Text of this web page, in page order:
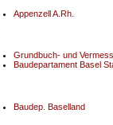
Appenzell A.Rh.
Grundbuch- und
Baudepartament Basel
Baudep. Baselland